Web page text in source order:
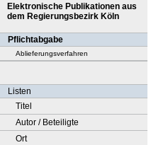
Elektronische Publikationen aus
dem Regierungsbezirk Köln
Pflichtabgabe
Ablieferungsverfahren
Listen
Titel
Autor / Beteiligte
Ort